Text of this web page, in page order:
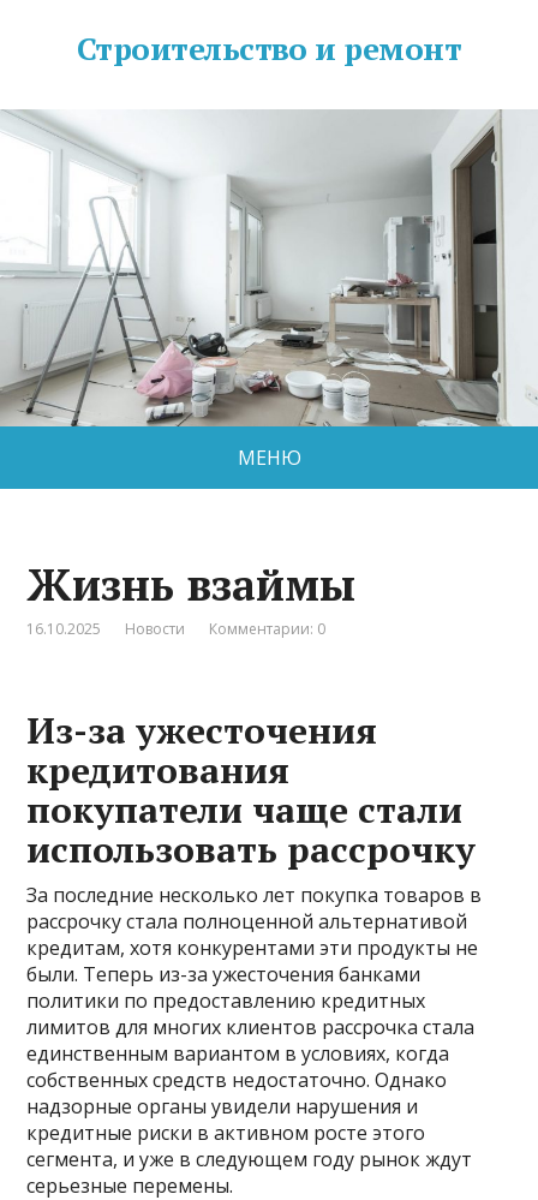
Строительство и ремонт
МЕНЮ
Жизнь взаймы
16.10.2025 Новости Комментарии: 0
Из-за ужесточения
кредитования
покупатели чаще стали
использовать рассрочку
За последние несколько лет покупка товаров в
рассрочку стала полноценной альтернативой
кредитам, хотя конкурентами эти продукты не
были. Теперь из-за ужесточения банками
политики по предоставлению кредитных
лимитов для многих клиентов рассрочка стала
единственным вариантом в условиях, когда
собственных средств недостаточно. Однако
надзорные органы увидели нарушения и
кредитные риски в активном росте этого
сегмента, и уже в следующем году рынок ждут
серьезные перемены.